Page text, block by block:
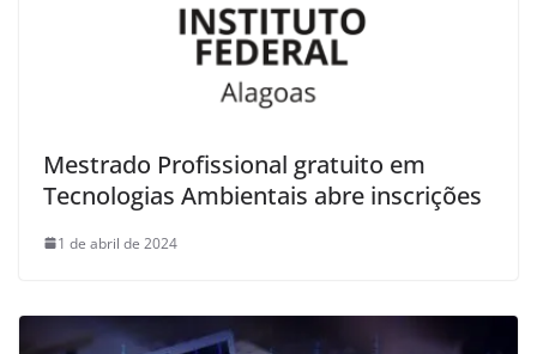
Mestrado Profissional gratuito em
Tecnologias Ambientais abre inscrições
1 de abril de 2024